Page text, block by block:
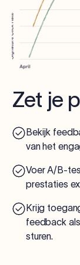
Zet je
Bekijk
van het
Voer A/B-
prestaties
Krijg
feedback
sturen.